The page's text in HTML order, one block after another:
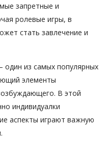
запретные и
ролевые игры, в
стать завлечение и
один из самых популярных
элементы
В этой
индивидуалки
аспекты играют важную